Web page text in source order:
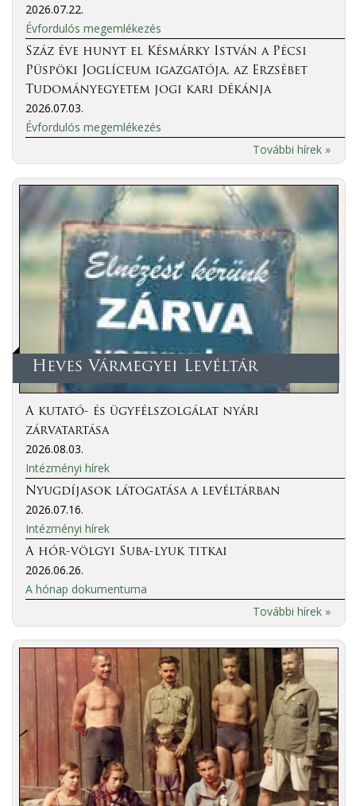
2026.07.22.
Évfordulós megemlékezés
Száz éve hunyt el Késmárky István a Pécsi
Püspöki Joglíceum igazgatója, az Erzsébet
Tudományegyetem jogi kari dékánja
2026.07.03.
Évfordulós megemlékezés
További hírek »
Heves Vármegyei Levéltár
A kutató- és ügyfélszolgálat nyári
zárvatartása
2026.08.03.
Intézményi hírek
Nyugdíjasok látogatása a levéltárban
2026.07.16.
Intézményi hírek
A hór-völgyi Suba-lyuk titkai
2026.06.26.
A hónap dokumentuma
További hírek »